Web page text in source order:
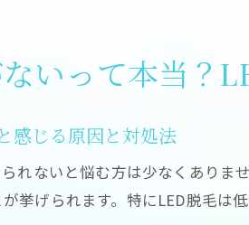
いって本当？
感じる原因と対処法
れないと悩む方は少なくあり
挙げられます。特にLED脱毛は